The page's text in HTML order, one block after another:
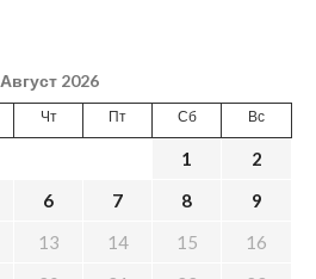
Август 2026
Чт Пт Сб Вс
1
2
6 7 8
9
13 14 15
16